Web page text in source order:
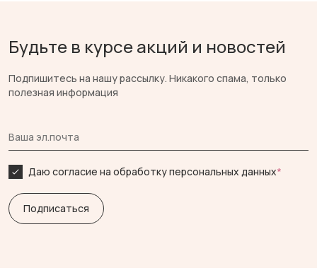
Будьте в курсе акций и новостей
Подпишитесь на нашу рассылку. Никакого спама, только
полезная информация
Даю согласие на обработку персональных данных*